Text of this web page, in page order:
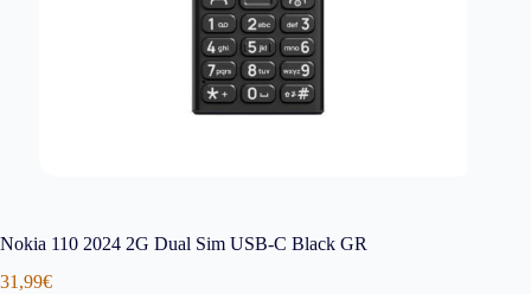
Nokia 110 2024 2G Dual Sim USB-C Black GR
31,99€